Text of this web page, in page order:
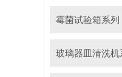
霉菌试验箱系列
玻璃器皿清洗机